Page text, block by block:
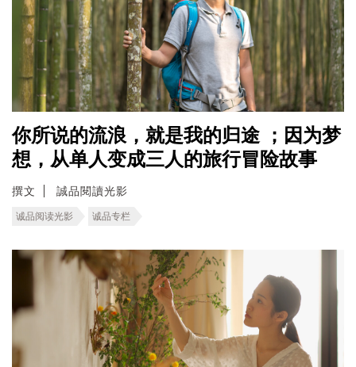
你所说的流浪，就是我的归途 ；因为梦
想，从单人变成三人的旅行冒险故事
撰文 誠品閱讀光影
诚品阅读光影 诚品专栏